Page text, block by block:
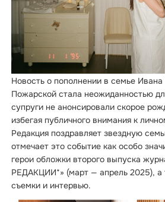
Новость о пополнении в семье
Пожарской стала неожиданностью
супруги не анонсировали скорое
избегая публичного внимания к
Редакция поздравляет звездную
отмечает это событие как особо
герои обложки второго выпуска
РЕДАКЦИИ*» (март — апрель 2025), а
съемки и интервью.